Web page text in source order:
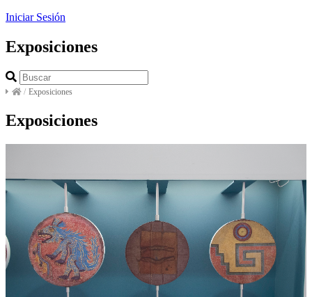
Iniciar Sesión
Exposiciones
/ Exposiciones
Exposiciones